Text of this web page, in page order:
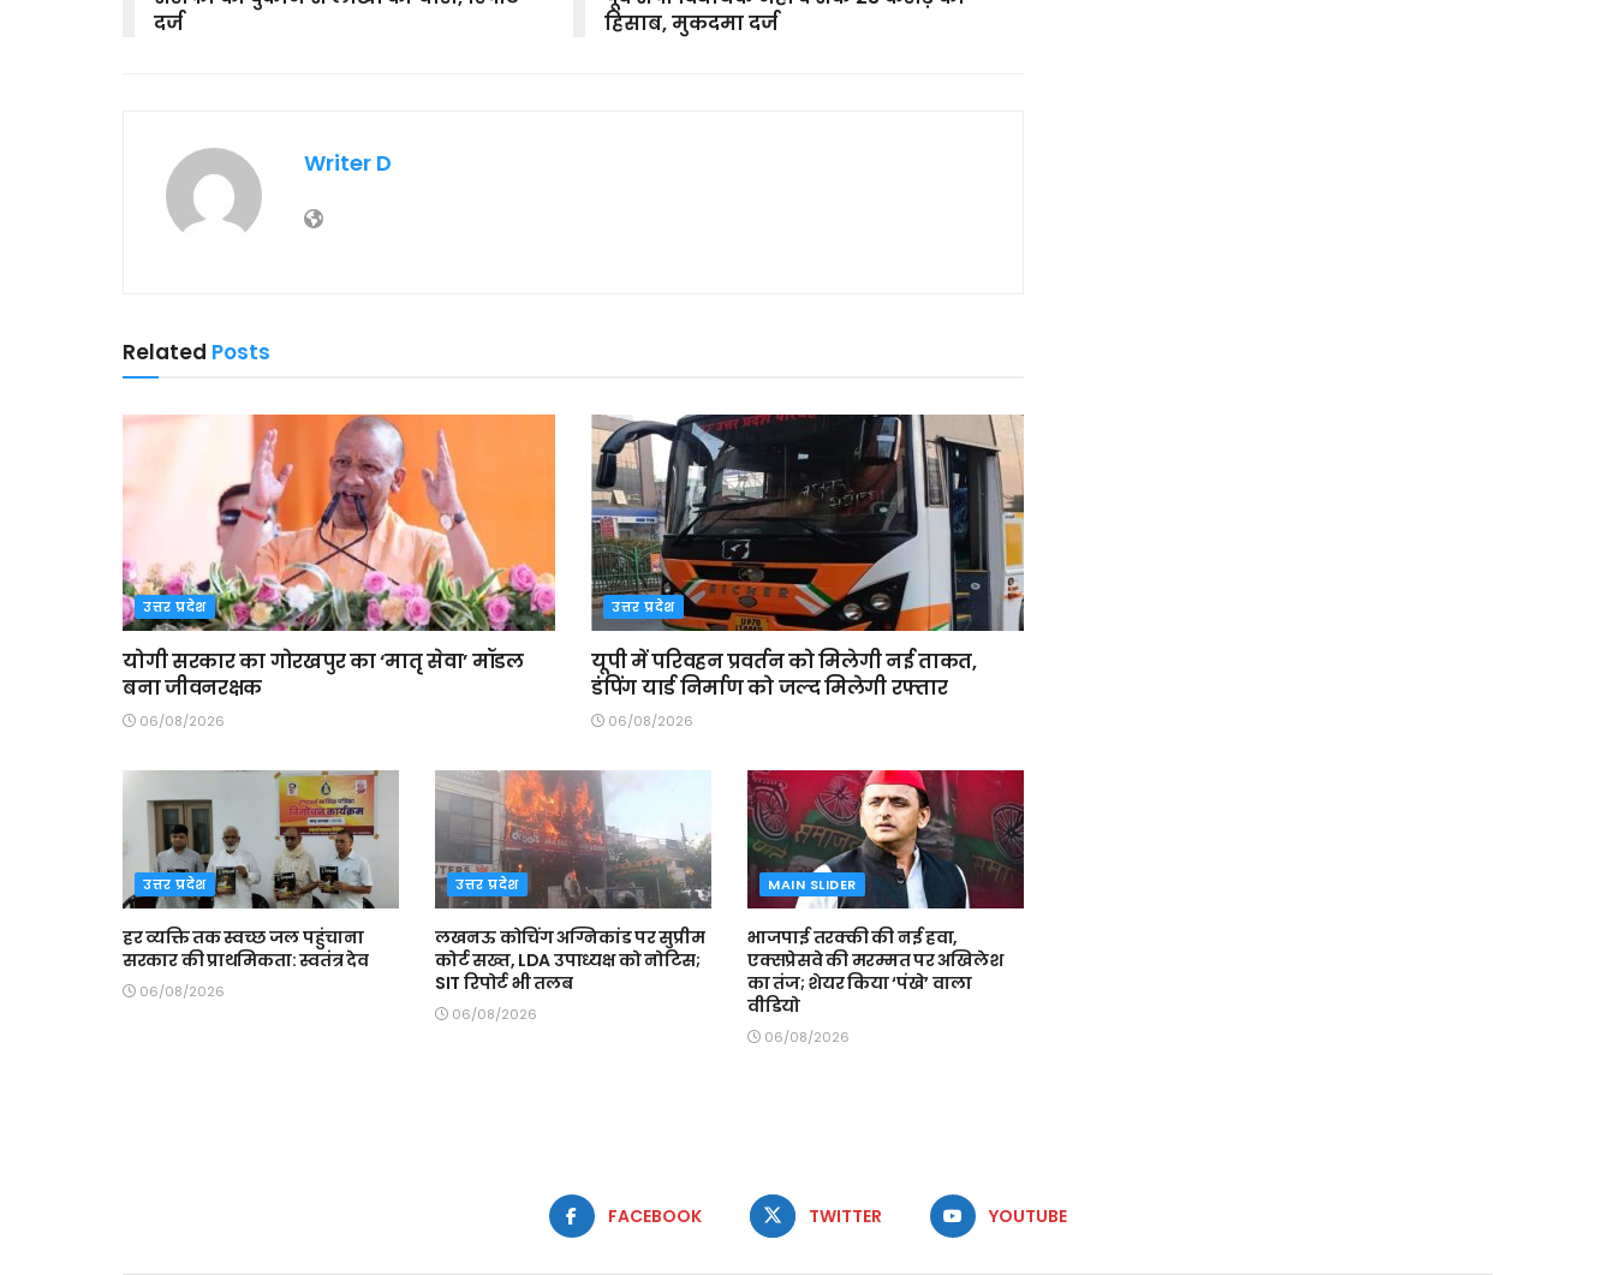
दर्ज
हिसाब, मुकदमा दर्ज
Writer D
Related Posts
उत्तर प्रदेश
योगी सरकार का गोरखपुर का ‘मातृ सेवा’ मॉडल
बना जीवनरक्षक
06/08/2026
उत्तर प्रदेश
यूपी में परिवहन प्रवर्तन को मिलेगी नई ताकत,
डंपिंग यार्ड निर्माण को जल्द मिलेगी रफ्तार
06/08/2026
उत्तर प्रदेश
हर व्यक्ति तक स्वच्छ जल पहुंचाना
सरकार की प्राथमिकता: स्वतंत्र देव
06/08/2026
उत्तर प्रदेश
लखनऊ कोचिंग अग्निकांड पर सुप्रीम
कोर्ट सख्त, LDA उपाध्यक्ष को नोटिस;
SIT रिपोर्ट भी तलब
06/08/2026
MAIN SLIDER
भाजपाई तरक्की की नई हवा,
एक्सप्रेसवे की मरम्मत पर अखिलेश
का तंज; शेयर किया ‘पंखे’ वाला
वीडियो
06/08/2026
FACEBOOK TWITTER YOUTUBE